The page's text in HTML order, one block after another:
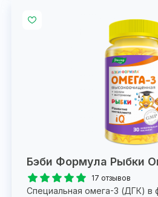
Бэби Формула Рыбки
17 отзывов
Специальная омега-3 (ДГК)